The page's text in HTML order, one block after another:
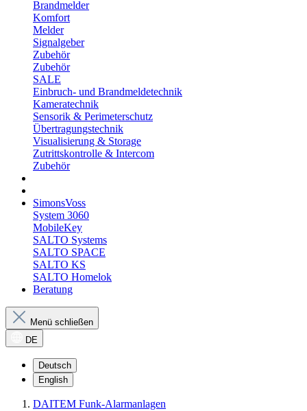
Brandmelder
Komfort
Melder
Signalgeber
Zubehör
Zubehör
SALE
Einbruch- und Brandmeldetechnik
Kameratechnik
Sensorik & Perimeterschutz
Übertragungstechnik
Visualisierung & Storage
Zutrittskontrolle & Intercom
Zubehör
SimonsVoss
System 3060
MobileKey
SALTO Systems
SALTO SPACE
SALTO KS
SALTO Homelok
Beratung
Menü schließen
DE
Deutsch
English
DAITEM Funk-Alarmanlagen